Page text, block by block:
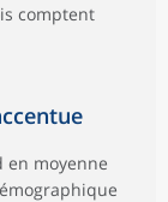
comptent
en moyenne